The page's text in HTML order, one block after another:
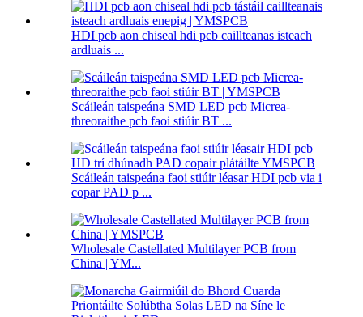
HDI pcb aon chiseal hdi pcb caillteanas isteach
ardluais ...
Scáileán taispeána SMD LED pcb Micrea-
threoraithe pcb faoi stiúir BT ...
Scáileán taispeána faoi stiúir léasar HDI pcb via i
copar PAD p ...
Wholesale Castellated Multilayer PCB from
China | YM...